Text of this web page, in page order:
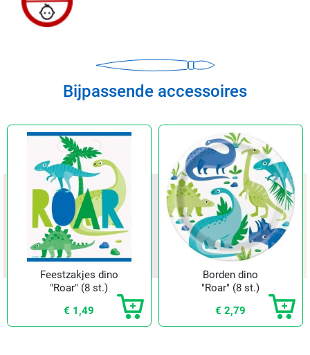
Bijpassende accessoires
Feestzakjes dino
"Roar" (8 st.)
€ 1,49
Borden dino
"Roar" (8 st.)
€ 2,79